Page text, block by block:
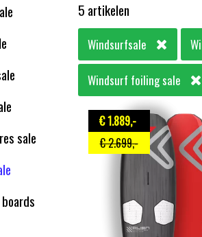
sale
5 artikelen
Windsurfsale
Windsurf foiling sale
€ 1.889,-
€ 2.699,-